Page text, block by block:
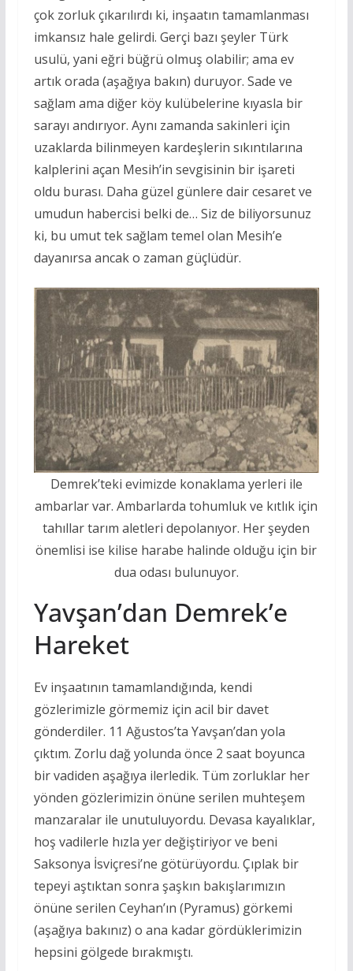
çok zorluk çıkarılırdı ki, inşaatın tamamlanması
imkansız hale gelirdi. Gerçi bazı şeyler Türk
usulü, yani eğri büğrü olmuş olabilir; ama ev
artık orada (aşağıya bakın) duruyor. Sade ve
sağlam ama diğer köy kulübelerine kıyasla bir
sarayı andırıyor. Aynı zamanda sakinleri için
uzaklarda bilinmeyen kardeşlerin sıkıntılarına
kalplerini açan Mesih’in sevgisinin bir işareti
oldu burası. Daha güzel günlere dair cesaret ve
umudun habercisi belki de… Siz de biliyorsunuz
ki, bu umut tek sağlam temel olan Mesih’e
dayanırsa ancak o zaman güçlüdür.
Demrek’teki evimizde konaklama yerleri ile
ambarlar var. Ambarlarda tohumluk ve kıtlık için
tahıllar tarım aletleri depolanıyor. Her şeyden
önemlisi ise kilise harabe halinde olduğu için bir
dua odası bulunuyor.
Yavşan’dan Demrek’e
Hareket
Ev inşaatının tamamlandığında, kendi
gözlerimizle görmemiz için acil bir davet
gönderdiler. 11 Ağustos’ta Yavşan’dan yola
çıktım. Zorlu dağ yolunda önce 2 saat boyunca
bir vadiden aşağıya ilerledik. Tüm zorluklar her
yönden gözlerimizin önüne serilen muhteşem
manzaralar ile unutuluyordu. Devasa kayalıklar,
hoş vadilerle hızla yer değiştiriyor ve beni
Saksonya İsviçresi’ne götürüyordu. Çıplak bir
tepeyi aştıktan sonra şaşkın bakışlarımızın
önüne serilen Ceyhan’ın (Pyramus) görkemi
(aşağıya bakınız) o ana kadar gördüklerimizin
hepsini gölgede bırakmıştı.